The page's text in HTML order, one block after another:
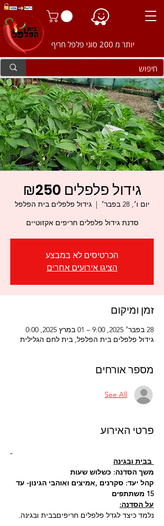
גידול פלפלים 250‏₪
יום ו׳, 28 בפבר׳
  |
גידול פלפלים בית הפלפל
סדנת גידול פלפלים חריפים אקזוטיים
הכרטיסים לא במבצע
הציגו אירועים אחרים
זמן ומיקום
28 בפבר׳ 2025, 9:00 – 01 במרץ 2025, 0:00
גידול פלפלים בית הפלפל, בית לחם הגלילית
מספר אורחים
See All
פרטי האירוע
בבית ובגינה
משך הסדנה: כשלוש שעות
קהל יעד: סקרנים ,אמיצים ואוהבי הגינון- עד
15 משתתפים
על הסדנה:
נלמד כיצד לגדל פלפלים חריפיםבבית ובגינה.